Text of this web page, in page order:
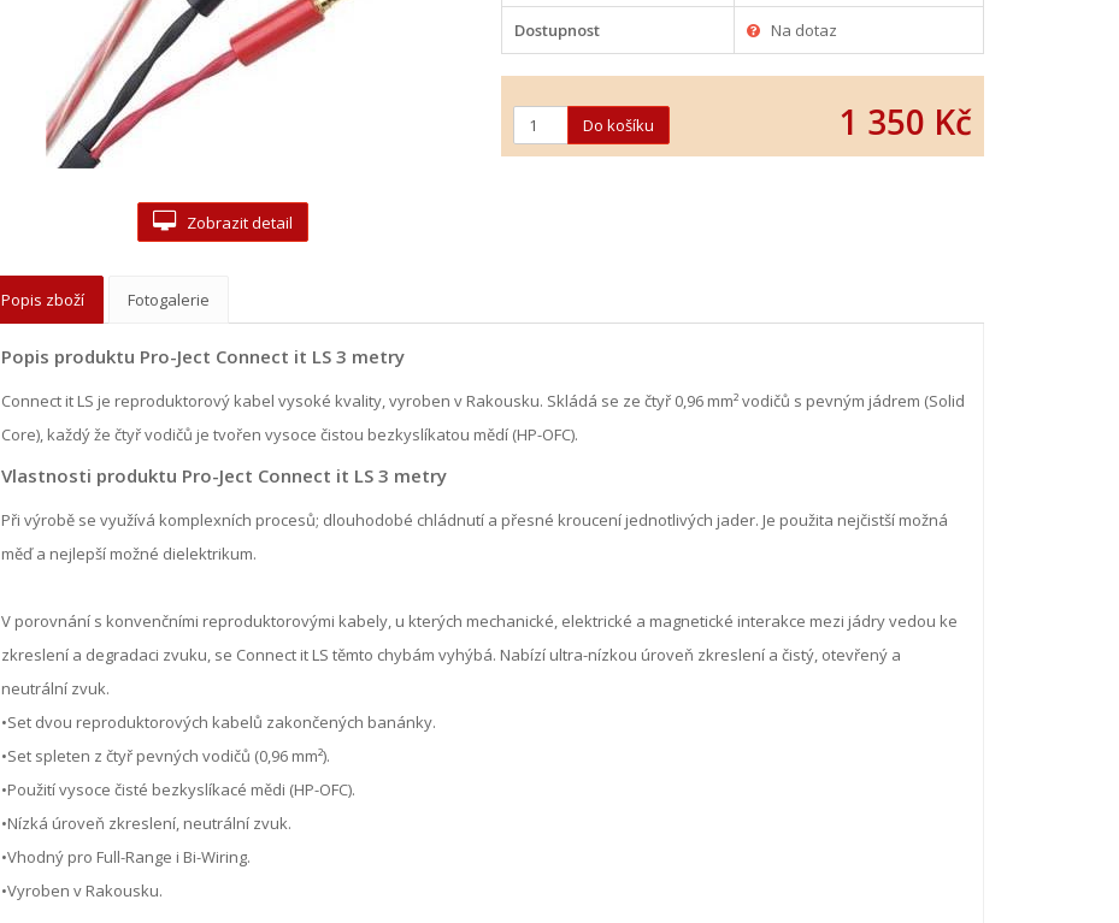
Zobrazit detail
Dostupnost Na dotaz
1 350 Kč
Popis zboží Fotogalerie
Popis produktu Pro-Ject Connect it LS 3 metry
Connect it LS je reproduktorový kabel vysoké kvality, vyroben v Rakousku. Skládá se ze čtyř 0,96 mm² vodičů s pevným jádrem (Solid
Core), každý že čtyř vodičů je tvořen vysoce čistou bezkyslíkatou mědí (HP-OFC).
Vlastnosti produktu Pro-Ject Connect it LS 3 metry
Při výrobě se využívá komplexních procesů; dlouhodobé chládnutí a přesné kroucení jednotlivých jader. Je použita nejčistší možná
měď a nejlepší možné dielektrikum.
V porovnání s konvenčními reproduktorovými kabely, u kterých mechanické, elektrické a magnetické interakce mezi jádry vedou ke
zkreslení a degradaci zvuku, se Connect it LS těmto chybám vyhýbá. Nabízí ultra-nízkou úroveň zkreslení a čistý, otevřený a
neutrální zvuk.
•Set dvou reproduktorových kabelů zakončených banánky.
•Set spleten z čtyř pevných vodičů (0,96 mm²).
•Použití vysoce čisté bezkyslíkacé mědi (HP-OFC).
•Nízká úroveň zkreslení, neutrální zvuk.
•Vhodný pro Full-Range i Bi-Wiring.
•Vyroben v Rakousku.